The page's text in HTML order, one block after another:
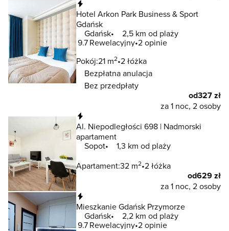
Hotel Arkon Park Business & Sport
Gdańsk
Gdańsk
2,5 km od plaży
9.7Rewelacyjny 2 opinie
Pokój:21 m2 2 łóżka
Bezpłatna anulacja
Bez przedpłaty
od327 zł
za 1 noc, 2 osoby
Al. Niepodległości 698 | Nadmorski
apartament
Sopot
1,3 km od plaży
Apartament:32 m2 2 łóżka
od629 zł
za 1 noc, 2 osoby
Mieszkanie Gdańsk Przymorze
Gdańsk
2,2 km od plaży
9.7Rewelacyjny 2 opinie